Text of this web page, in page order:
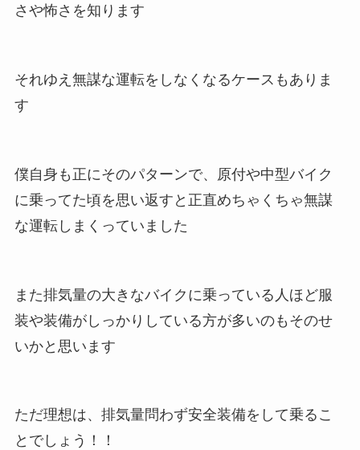
さや怖さを知ります
それゆえ無謀な運転をしなくなるケースもありま
す
僕自身も正にそのパターンで、原付や中型バイク
に乗ってた頃を思い返すと正直めちゃくちゃ無謀
な運転しまくっていました
また排気量の大きなバイクに乗っている人ほど服
装や装備がしっかりしている方が多いのもそのせ
いかと思います
ただ理想は、排気量問わず安全装備をして乗るこ
とでしょう！！